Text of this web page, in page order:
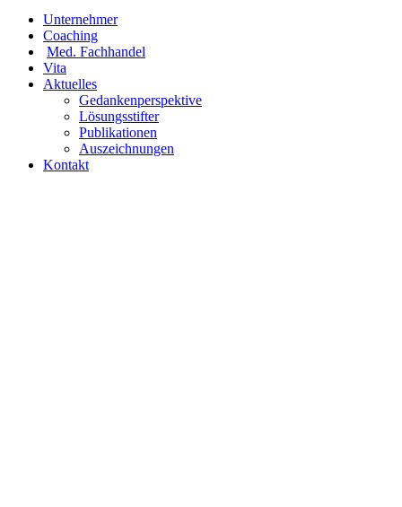
Unternehmer
Coaching
Med. Fachhandel
Vita
Aktuelles
Gedankenperspektive
Lösungsstifter
Publikationen
Auszeichnungen
Kontakt